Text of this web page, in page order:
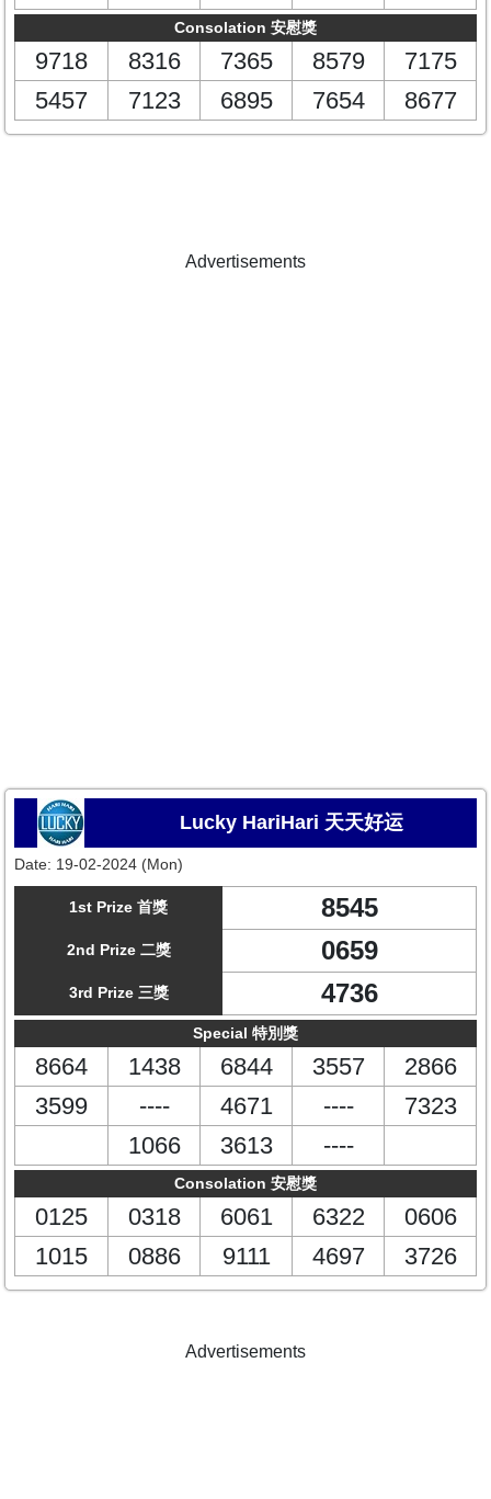
Consolation 安慰獎
9718 8316 7365 8579
7175
5457
7123 6895 7654 8677
Advertisements
Lucky HariHari 天天好运
Date: 19-02-2024 (Mon)
1st Prize 首獎 8545
2nd Prize 二獎 0659
3rd Prize 三獎 4736
Special 特別獎
8664 1438 6844 3557
2866
3599
---- 4671 ----
7323
1066
3613 ----
Consolation 安慰獎
0125 0318 6061 6322
0606
1015
0886 9111 4697 3726
Advertisements